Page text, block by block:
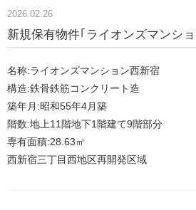
2026.02.26
新規保有物件｢ライオンズマンシ
名称:ライオンズマンション西新宿
構造:鉄骨鉄筋コンクリート造
築年月:昭和55年4月築
階数:地上11階地下1階建て9階部分
専有面積:28.63㎡
西新宿三丁目西地区再開発区域